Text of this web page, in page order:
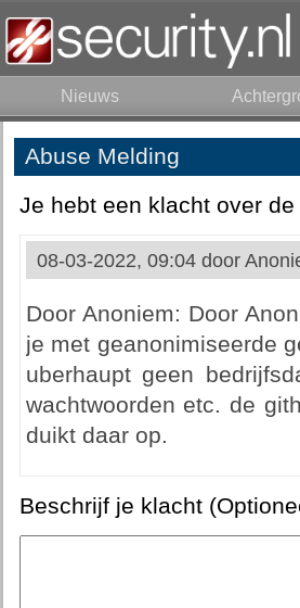
Nieuws
Abuse Melding
Je hebt een klacht over
08-03-2022, 09:04 door
Door Anoniem: Door
je met geanonimiseerde
uberhaupt geen
wachtwoorden etc. de
duikt daar op.
Beschrijf je klacht